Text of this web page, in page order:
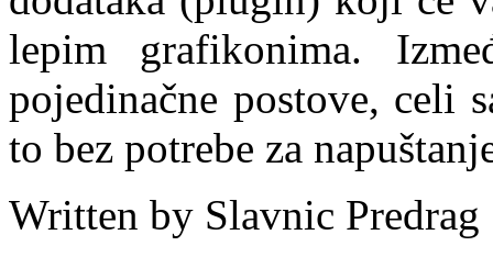
lepim grafikonima.
pojedinačne postove,
to bez potrebe za
Written by Slavnic Predrag